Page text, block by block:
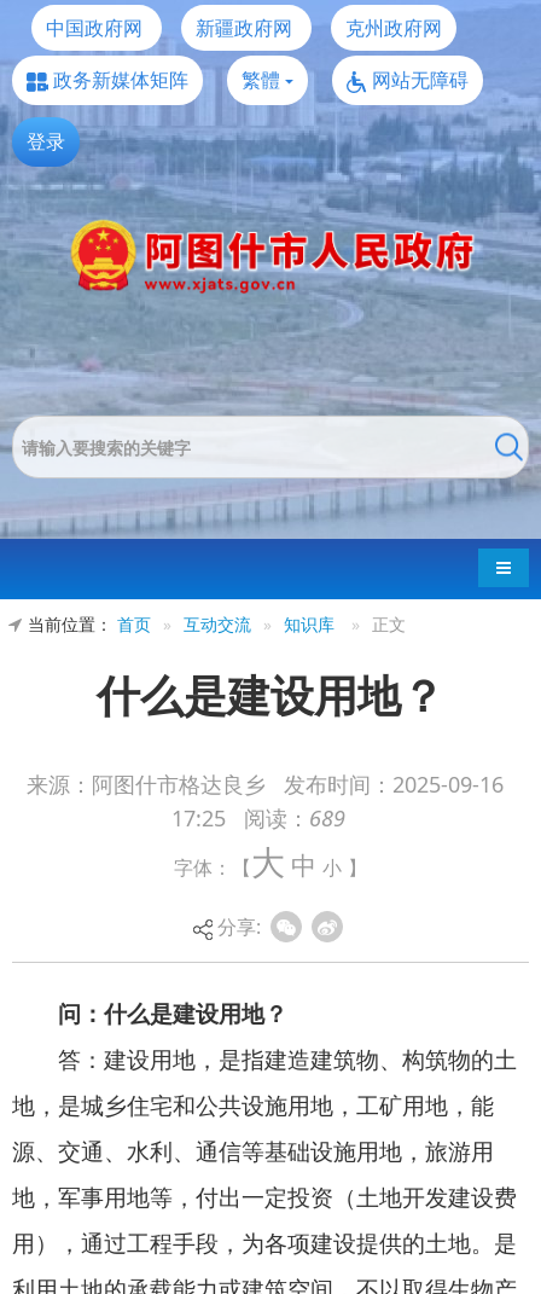
中国政府网 新疆政府网
克州政府网
政务新媒体矩阵
繁體 网站无障碍
登录
导航
当前位置： 首页 » 互动交流 » 知识库 » 正文
什么是建设用地？
来源：阿图什市格达良乡 发布时间： 2025-09-16
17:25
阅读： 689
字体：【大 中 小 】
分享:
答：建设用地，是指建造建筑物、构筑物的土
地，是城乡住宅和公共设施用地，工矿用地，能
源、交通、水利、通信等基础设施用地，旅游用
地，军事用地等，付出一定投资（土地开发建设费
利用土地的承载能力或建筑空间，不以取得生物产
品为主要目的的用地。